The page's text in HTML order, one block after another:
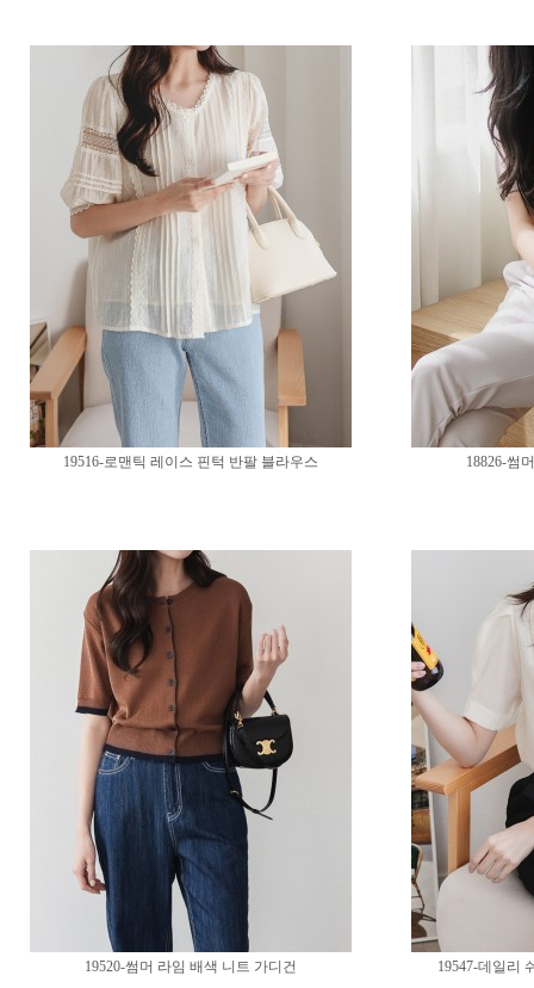
19516-로맨틱 레이스 핀턱 반팔 블라우스 18826-썸
19520-썸머 라임 배색 니트 가디건 19547-데일리